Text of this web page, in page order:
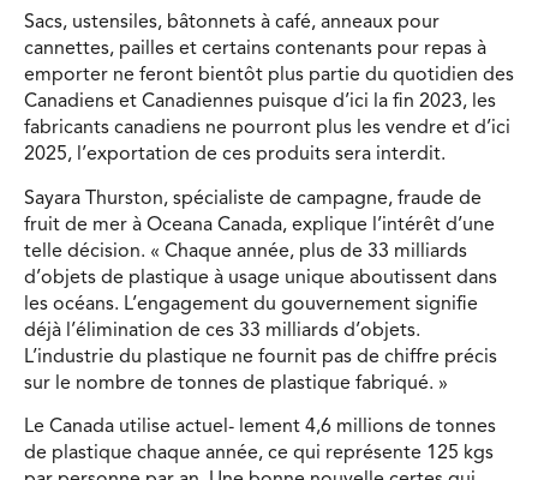
Sacs, ustensiles, bâtonnets à café, anneaux pour
cannettes, pailles et certains contenants pour repas à
emporter ne feront bientôt plus partie du quotidien des
Canadiens et Canadiennes puisque d’ici la fin 2023, les
fabricants canadiens ne pourront plus les vendre et d’ici
2025, l’exportation de ces produits sera interdit.
Sayara Thurston, spécialiste de campagne, fraude de
fruit de mer à Oceana Canada, explique l’intérêt d’une
telle décision. « Chaque année, plus de 33 milliards
d’objets de plastique à usage unique aboutissent dans
les océans. L’engagement du gouvernement signifie
déjà l’élimination de ces 33 milliards d’objets.
L’industrie du plastique ne fournit pas de chiffre précis
sur le nombre de tonnes de plastique fabriqué. »
Le Canada utilise actuel- lement 4,6 millions de tonnes
de plastique chaque année, ce qui représente 125 kgs